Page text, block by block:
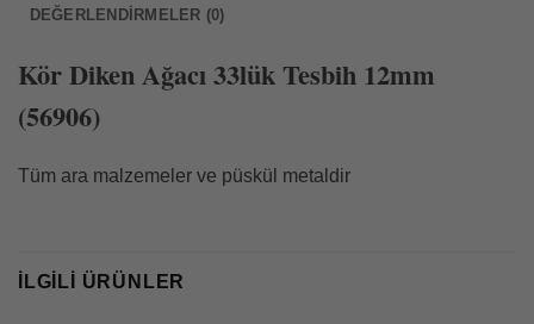
DEĞERLENDIRMELER (0)
Kör Diken Ağacı 33lük Tesbih 12mm
(56906)
Tüm ara malzemeler ve püskül metaldir
İLGILI ÜRÜNLER